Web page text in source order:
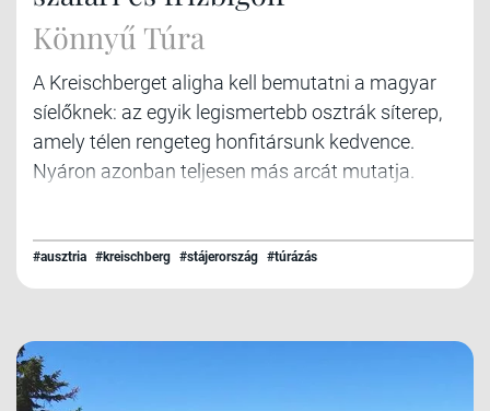
Könnyű Túra
A Kreischberget aligha kell bemutatni a magyar
síelőknek: az egyik legismertebb osztrák síterep,
amely télen rengeteg honfitársunk kedvence.
Nyáron azonban teljesen más arcát mutatja.
#ausztria #kreischberg #stájerország #túrázás